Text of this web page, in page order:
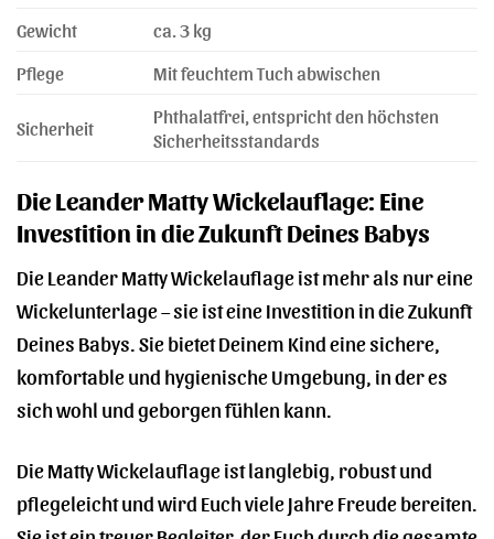
Gewicht
ca. 3 kg
Pflege
Mit feuchtem Tuch abwischen
Sicherheit
Phthalatfrei, entspricht den höchsten
Sicherheitsstandards
Die Leander Matty Wickelauflage: Eine
Investition in die Zukunft Deines Babys
Die Leander Matty Wickelauflage ist mehr als nur eine
Wickelunterlage – sie ist eine Investition in die Zukunft
Deines Babys. Sie bietet Deinem Kind eine sichere,
komfortable und hygienische Umgebung, in der es
sich wohl und geborgen fühlen kann.
Die Matty Wickelauflage ist langlebig, robust und
pflegeleicht und wird Euch viele Jahre Freude bereiten.